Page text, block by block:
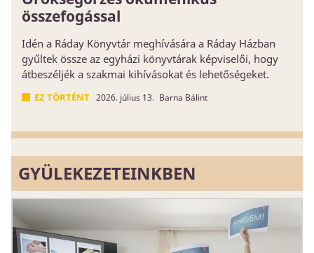
összefogással
Idén a Ráday Könyvtár meghívására a Ráday Házban
gyűltek össze az egyházi könyvtárak képviselői, hogy
átbeszéljék a szakmai kihívásokat és lehetőségeket.
EZ TÖRTÉNT 2026. július 13. Barna Bálint
GYÜLEKEZETEINKBEN